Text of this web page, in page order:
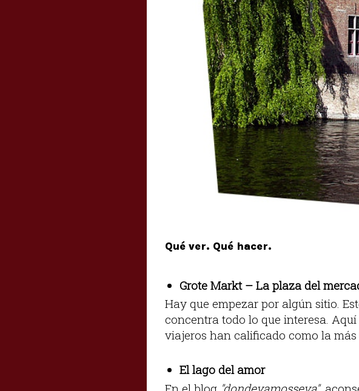
Qué ver. Qué hacer.
Grote Markt – La plaza del
Hay que empezar por algún sitio.
concentra todo lo que interesa.
viajeros han calificado como la más
El lago del amor